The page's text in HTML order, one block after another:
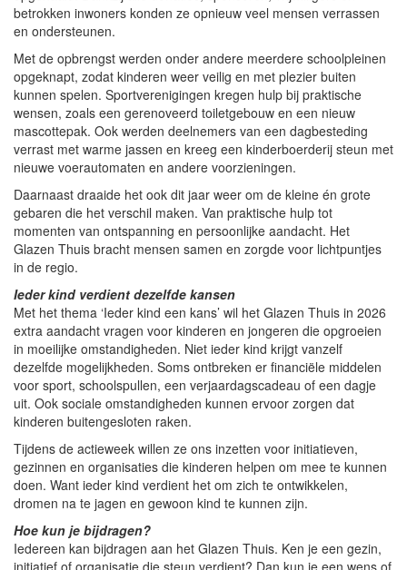
betrokken inwoners konden ze opnieuw veel mensen verrassen
en ondersteunen.
Met de opbrengst werden onder andere meerdere schoolpleinen
opgeknapt, zodat kinderen weer veilig en met plezier buiten
kunnen spelen. Sportverenigingen kregen hulp bij praktische
wensen, zoals een gerenoveerd toiletgebouw en een nieuw
mascottepak. Ook werden deelnemers van een dagbesteding
verrast met warme jassen en kreeg een kinderboerderij steun met
nieuwe voerautomaten en andere voorzieningen.
Daarnaast draaide het ook dit jaar weer om de kleine én grote
gebaren die het verschil maken. Van praktische hulp tot
momenten van ontspanning en persoonlijke aandacht. Het
Glazen Thuis bracht mensen samen en zorgde voor lichtpuntjes
in de regio.
Ieder kind verdient dezelfde kansen
Met het thema ‘Ieder kind een kans’ wil het Glazen Thuis in 2026
extra aandacht vragen voor kinderen en jongeren die opgroeien
in moeilijke omstandigheden. Niet ieder kind krijgt vanzelf
dezelfde mogelijkheden. Soms ontbreken er financiële middelen
voor sport, schoolspullen, een verjaardagscadeau of een dagje
uit. Ook sociale omstandigheden kunnen ervoor zorgen dat
kinderen buitengesloten raken.
Tijdens de actieweek willen ze ons inzetten voor initiatieven,
gezinnen en organisaties die kinderen helpen om mee te kunnen
doen. Want ieder kind verdient het om zich te ontwikkelen,
dromen na te jagen en gewoon kind te kunnen zijn.
Hoe kun je bijdragen?
Iedereen kan bijdragen aan het Glazen Thuis. Ken je een gezin,